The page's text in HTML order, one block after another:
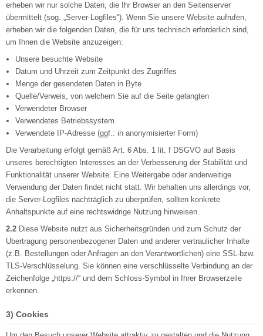
erheben wir nur solche Daten, die Ihr Browser an den Seitenserver
übermittelt (sog. „Server-Logfiles“). Wenn Sie unsere Website aufrufen,
erheben wir die folgenden Daten, die für uns technisch erforderlich sind,
um Ihnen die Website anzuzeigen:
Unsere besuchte Website
Datum und Uhrzeit zum Zeitpunkt des Zugriffes
Menge der gesendeten Daten in Byte
Quelle/Verweis, von welchem Sie auf die Seite gelangten
Verwendeter Browser
Verwendetes Betriebssystem
Verwendete IP-Adresse (ggf.: in anonymisierter Form)
Die Verarbeitung erfolgt gemäß Art. 6 Abs. 1 lit. f DSGVO auf Basis
unseres berechtigten Interesses an der Verbesserung der Stabilität und
Funktionalität unserer Website. Eine Weitergabe oder anderweitige
Verwendung der Daten findet nicht statt. Wir behalten uns allerdings vor,
die Server-Logfiles nachträglich zu überprüfen, sollten konkrete
Anhaltspunkte auf eine rechtswidrige Nutzung hinweisen.
2.2 Diese Website nutzt aus Sicherheitsgründen und zum Schutz der
Übertragung personenbezogener Daten und anderer vertraulicher Inhalte
(z.B. Bestellungen oder Anfragen an den Verantwortlichen) eine SSL-bzw.
TLS-Verschlüsselung. Sie können eine verschlüsselte Verbindung an der
Zeichenfolge „https://“ und dem Schloss-Symbol in Ihrer Browserzeile
erkennen.
3) Cookies